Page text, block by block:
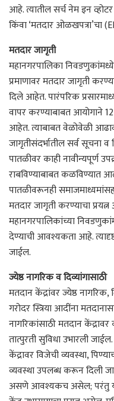
आहे. त्यातील सर्च नेम इन
किंवा ‘मतदार ओळखपत्रा’चा
मतदार जागृती
महानगरपालिका निवडणुकांमध्ये
प्रमाणावर मतदार जागृती
दिले आहेत. पारंपरिक
वापर करण्याबाबत आयोगाने 12
आहेत. त्याबाबत वेळोवेळी
जागृतीसंदर्भातील सर्व सूचना
पातळीवर काही नावीन्यपूर्ण
राबविण्याबाबत कळविण्यात
पातळीवरूनही समाजमाध्यमांसह
मतदार जागृती करण्याचा
महानगरपालिकांच्या
देण्याची आवश्यकता आहे.
जाईल.
ज्येष्ठ नागरिक व दिव्यांगासाठी
मतदान केंद्रांवर ज्येष्ठ नागरिक,
गरोदर स्त्रिया आदींना
नागरिकांसाठी मतदान
तात्पुरती सुविधा उभारली
केंद्रावर विजेची व्यवस्था,
व्यवस्था उपलब्ध करून दिली
असणे आवश्यकच असेल; परंतु